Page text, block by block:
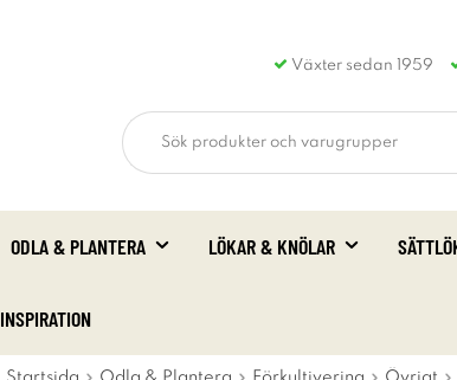
Växter sedan 1959
ODLA & PLANTERA LÖKAR & KNÖLAR
INSPIRATION